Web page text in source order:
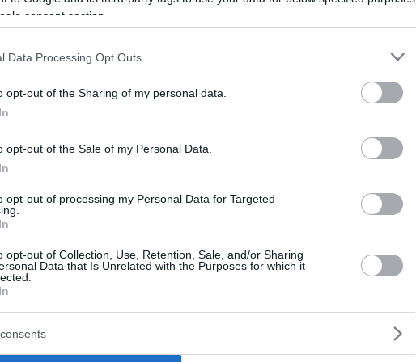
consent section.
Data Processing Opt Outs
opt-out of the Sharing of my personal data.
opt-out of the Sale of my Personal Data.
opt-out of processing my Personal Data for Targeted
opt-out of Collection, Use, Retention, Sale, and/or Sharing
Data that Is Unrelated with the Purposes for which it
του
και φάνηκαν τα
γέφυρας
Κωνσταντίνου
στο Κόβεντ Γκάρντεν –
συνελήφθη μία 47χρονη